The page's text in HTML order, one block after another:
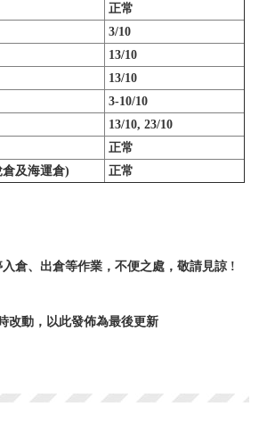
正常
3/10
13/10
13/10
3-10/10
13/10, 23/10
正常
倉及海運倉) 正常
倉、出倉等作業，不便之處，敬請見諒‍ !
改動，以此發佈為最後更新